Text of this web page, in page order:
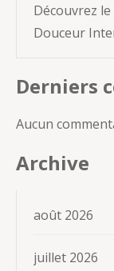
Découvrez
Douceur
Derniers
Aucun
Archive
août 2026
juillet 2026